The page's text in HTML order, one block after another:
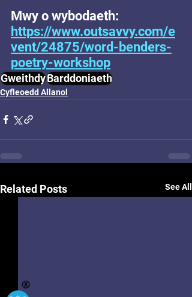
Mwy o wybodaeth:
https://www.outsavvy.com/e
vent/24875/word-benders-
poetry-workshop
GweithdyBarddoniaeth
Cyfleoedd Allanol
Related Posts See All
Ⓧ